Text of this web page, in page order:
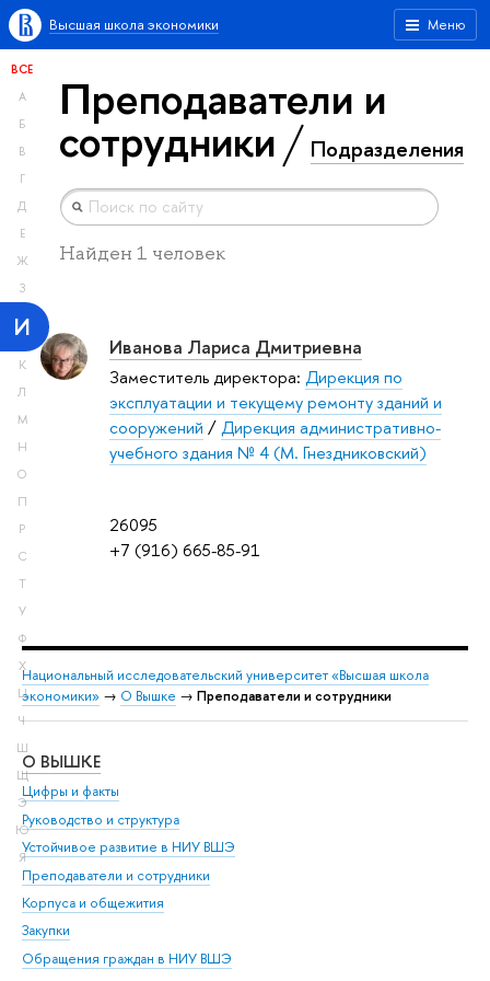
Меню
Высшая школа экономики
ВСЕ
А
Б
В
Г
Д
Е
Ж
З
И
К
Л
М
Н
О
П
Р
С
Т
У
Ф
Х
Ц
Ч
Ш
Щ
Э
Ю
Я
Преподаватели и
сотрудники Подразделения
Найден 1 человек
26095
+7 (916) 665-85-91
Иванова Лариса Дмитриевна
Заместитель директора: Дирекция по
эксплуатации и текущему ремонту зданий и
сооружений /Дирекция административно-
учебного здания № 4 (М. Гнездниковский)
Национальный исследовательский университет «Высшая школа
экономики» → О Вышке → Преподаватели и сотрудники
О ВЫШКЕ
Цифры и факты
Руководство и структура
Устойчивое развитие в НИУ ВШЭ
Преподаватели и сотрудники
Корпуса и общежития
Закупки
Обращения граждан в НИУ ВШЭ